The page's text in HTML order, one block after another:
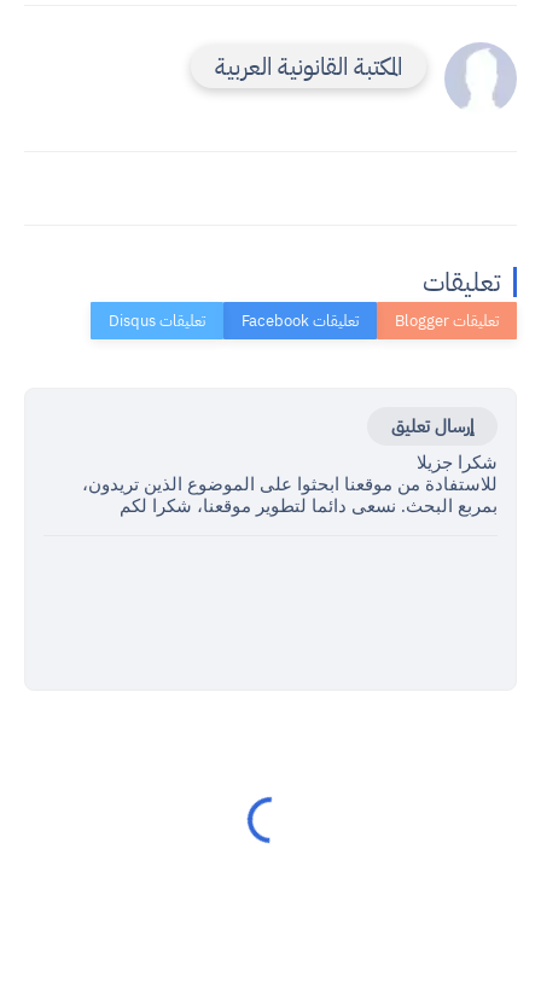
المكتبة القانونية العربية
تعليقات
إرسال تعليق
شكرا جزيلا
للاستفادة من موقعنا ابحثوا على الموضوع الذين تريدون،
بمربع البحث. نسعى دائما لتطوير موقعنا، شكرا لكم